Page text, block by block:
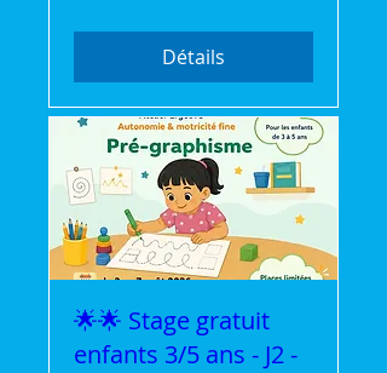
Détails
🌟🌟 Stage gratuit
enfants 3/5 ans - J2 -